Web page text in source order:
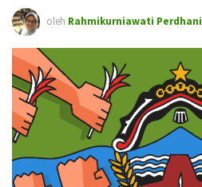
oleh Rahmikurniawati Perdhani